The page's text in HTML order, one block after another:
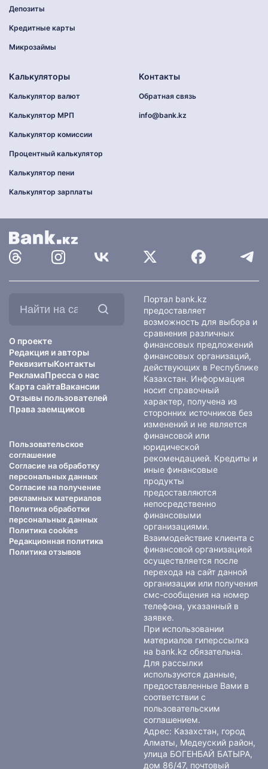
Депозиты
Кредитные карты
Микрозаймы
Калькуляторы
Калькулятор валют
Калькулятор МРП
Калькулятор комиссии
Процентный калькулятор
Калькулятор пени
Калькулятор зарплаты
Контакты
Обратная связь
info@bank.kz
О проекте
Редакция и авторы
РеквизитыКонтакты
РекламаПресса о нас
Карта сайтаВакансии
Отзывы пользователей
Права заемщиков
Пользовательское
соглашение
Согласие на обработку
персональных данных
Согласие на получение
рекламных материалов
Политика обработки
персональных данных
Политика cookies
Редакционная политика
Политика отзывов
Портал bank.kz
предоставляет
возможность для выбора и
сравнения различных
финансовых предложений
финансовых организаций,
действующих в Республике
Казахстан. Информация
носит справочный
характер, получена из
сторонних источников без
изменений и не является
финансовой или
юридической
рекомендацией. Кредиты и
иные финансовые
продукты
предоставляются
непосредственно
финансовыми
организациями.
Взаимодействие клиента с
финансовой организацией
осуществляется после
перехода на сайт данной
организации или получения
смс-сообщения на номер
телефона, указанный в
заявке.
При использовании
материалов гиперссылка
на bank.kz обязательна.
Для рассылки
используются данные,
предоставленные Вами в
соответствии с
пользовательским
соглашением.
Адрес: Казахстан, город
Алматы, Медеуский район,
улица БОГЕНБАЙ БАТЫРА,
дом 86/47, почтовый